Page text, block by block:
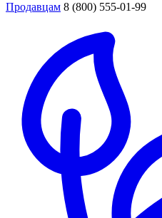
Продавцам 8 (800) 555-01-99